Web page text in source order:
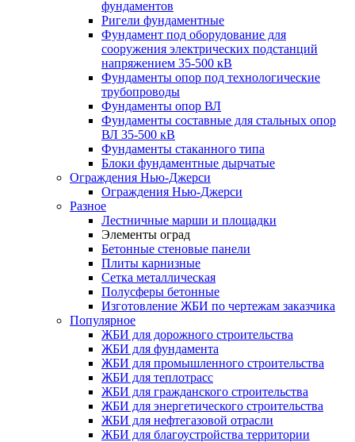
фундаментов
Ригели фундаментные
Фундамент под оборудование для
сооружения электрических подстанций
напряжением 35-500 кВ
Фундаменты опор под технологические
трубопроводы
Фундаменты опор ВЛ
Фундаменты составные для стальных опор
ВЛ 35-500 кВ
Фундаменты стаканного типа
Блоки фундаментные дырчатые
Ограждения Нью-Джерси
Ограждения Нью-Джерси
Разное
Лестничные марши и площадки
Элементы оград
Бетонные стеновые панели
Плиты карнизные
Сетка металлическая
Полусферы бетонные
Изготовление ЖБИ по чертежам заказчика
Популярное
ЖБИ для дорожного строительства
ЖБИ для фундамента
ЖБИ для промышленного строительства
ЖБИ для теплотрасс
ЖБИ для гражданского строительства
ЖБИ для энергетического строительства
ЖБИ для нефтегазовой отрасли
ЖБИ для благоустройства территории